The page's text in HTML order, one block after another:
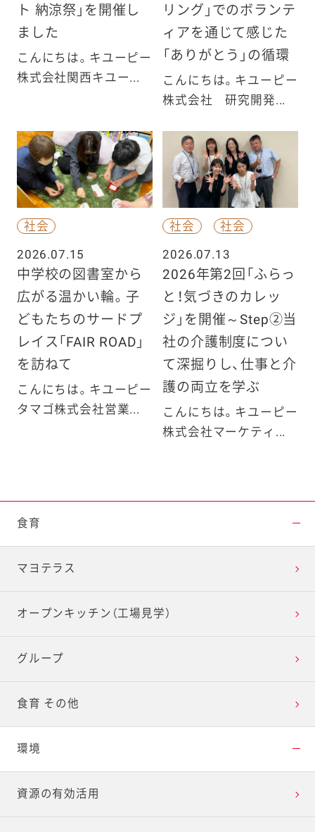
ト 納涼祭」を開催し
ました
こんにちは。キユーピー
株式会社関西キユー...
リング」でのボランテ
ィアを通じて感じた
「ありがとう」の循環
こんにちは。キユーピー
株式会社 研究開発...
社会
2026.07.15
中学校の図書室から
広がる温かい輪。子
どもたちのサードプ
レイス「FAIR ROAD」
を訪ねて
こんにちは。キユーピー
タマゴ株式会社営業...
社会
社会
2026.07.13
2026年第2回「ふらっ
と！気づきのカレッ
ジ」を開催～Step②当
社の介護制度につい
て深掘りし、仕事と介
護の両立を学ぶ
こんにちは。キユーピー
株式会社マーケティ...
食育
マヨテラス
オープンキッチン（工場見学）
グループ
食育 その他
環境
資源の有効活用